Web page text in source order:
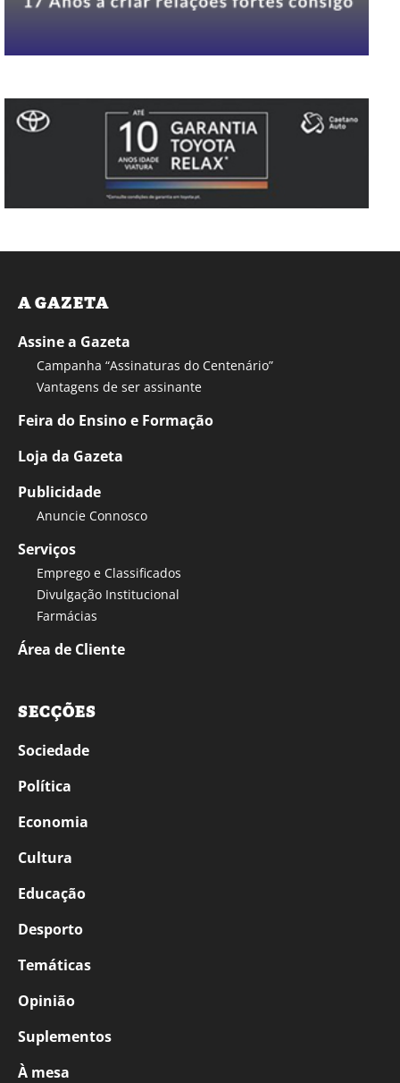
A GAZETA
Assine a Gazeta
Campanha “Assinaturas do Centenário”
Vantagens de ser assinante
Feira do Ensino e Formação
Loja da Gazeta
Publicidade
Anuncie Connosco
Serviços
Emprego e Classificados
Divulgação Institucional
Farmácias
Área de Cliente
SECÇÕES
Sociedade
Política
Economia
Cultura
Educação
Desporto
Temáticas
Opinião
Suplementos
À mesa